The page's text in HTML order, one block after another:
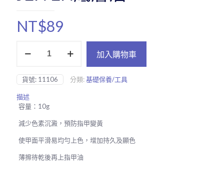
NT$89
油
數
量
加入購物車
貨號: 11106 分類:基礎保養/工具
描述
容量：10g
減少色素沉澱，預防指甲變黃
使甲面平滑易均勻上色，增加持久及顯色
薄擦待乾後再上指甲油